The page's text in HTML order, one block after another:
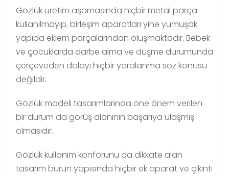
Gözlük üretim aşamasında hiçbir metal parça
kullanılmayıp, birleşim aparatları yine yumuşak
yapıda eklem parçalarından oluşmaktadır. Bebek
ve çocuklarda darbe alma ve düşme durumunda
çerçeveden dolayı hiçbir yaralanma söz konusu
değildir.
Gözlük modeli tasarımlarında öne önem verilen
bir durum da görüş alanının başarıya ulaşmış
olmasıdır.
Gözlük kullanım konforunu da dikkate alan
tasarım burun yapısında hiçbir ek aparat ve çıkıntı